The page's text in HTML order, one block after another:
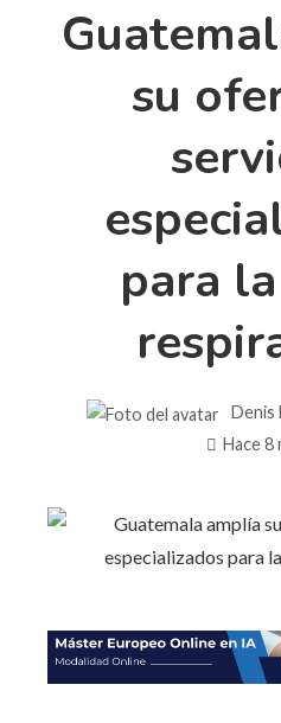
su
para
Denis
Hace 8